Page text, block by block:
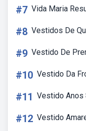
#7 Vida Maria
#8 Vestidos De
#9 Vestido De
#10 Vestido Da
#11 Vestido Anos
#12 Vestido